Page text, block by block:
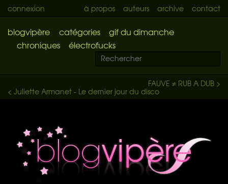
connexion à propos auteurs archive contact
blogvipère catégories
gif du dimanche
chroniques
électrofucks
FAUVE ≠ RUB A DUB >
< Juliette Armanet - Le dernier jour du disco